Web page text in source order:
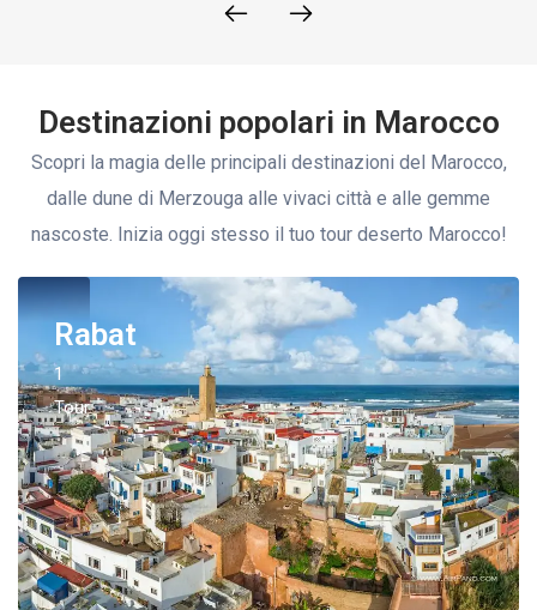
Destinazioni popolari in Marocco
Scopri la magia delle principali destinazioni del Marocco,
dalle dune di Merzouga alle vivaci città e alle gemme
nascoste. Inizia oggi stesso il tuo tour deserto Marocco!
Rabat
1
Tour